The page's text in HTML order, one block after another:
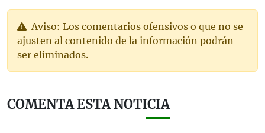
Aviso: Los comentarios ofensivos o que no se
ajusten al contenido de la información podrán
ser eliminados.
COMENTA ESTA NOTICIA